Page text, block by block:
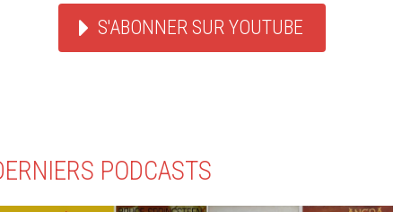
S'ABONNER SUR YOUTUBE
PODCASTS